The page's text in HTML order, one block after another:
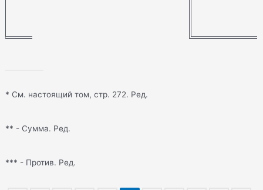
* См. настоящий том, стр. 272. Ред.
** - Сумма. Ред.
*** - Против. Ред.